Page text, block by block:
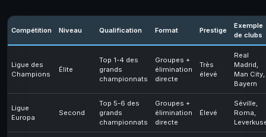
Compétition Niveau Qualification Format Prestige
Exemple
de clubs
Ligue des
Champions
Élite
Top 1-4 des
grands
championnats
Groupes +
élimination
directe
Très
élevé
Real
Madrid,
Man City,
Bayern
Ligue
Europa
Second
Top 5-6 des
grands
championnats
Groupes +
élimination
directe
Élevé
Séville,
Roma,